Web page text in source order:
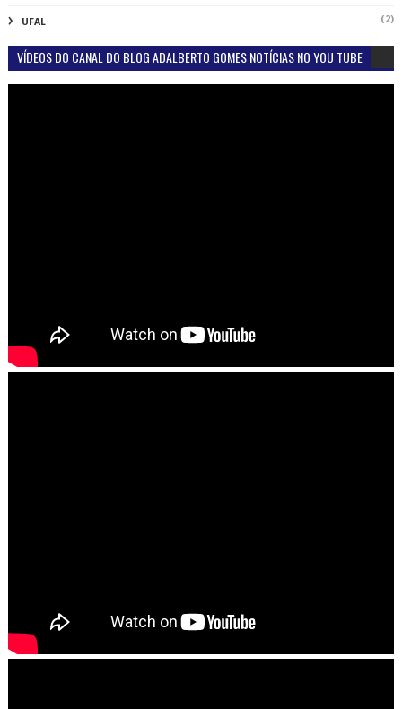
UFAL (2)
VÍDEOS DO CANAL DO BLOG ADALBERTO GOMES NOTÍCIAS NO YOU TUBE